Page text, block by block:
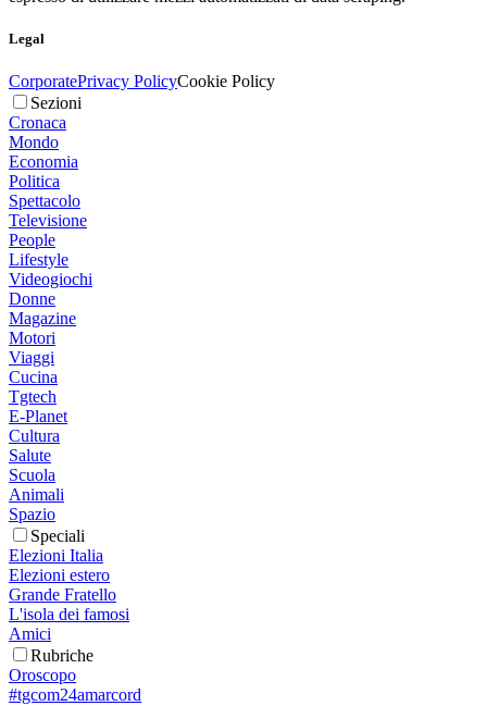
Legal
CorporatePrivacy PolicyCookie Policy
Sezioni
Cronaca
Mondo
Economia
Politica
Spettacolo
Televisione
People
Lifestyle
Videogiochi
Donne
Magazine
Motori
Viaggi
Cucina
Tgtech
E-Planet
Cultura
Salute
Scuola
Animali
Spazio
Speciali
Elezioni Italia
Elezioni estero
Grande Fratello
L'isola dei famosi
Amici
Rubriche
Oroscopo
#tgcom24amarcord